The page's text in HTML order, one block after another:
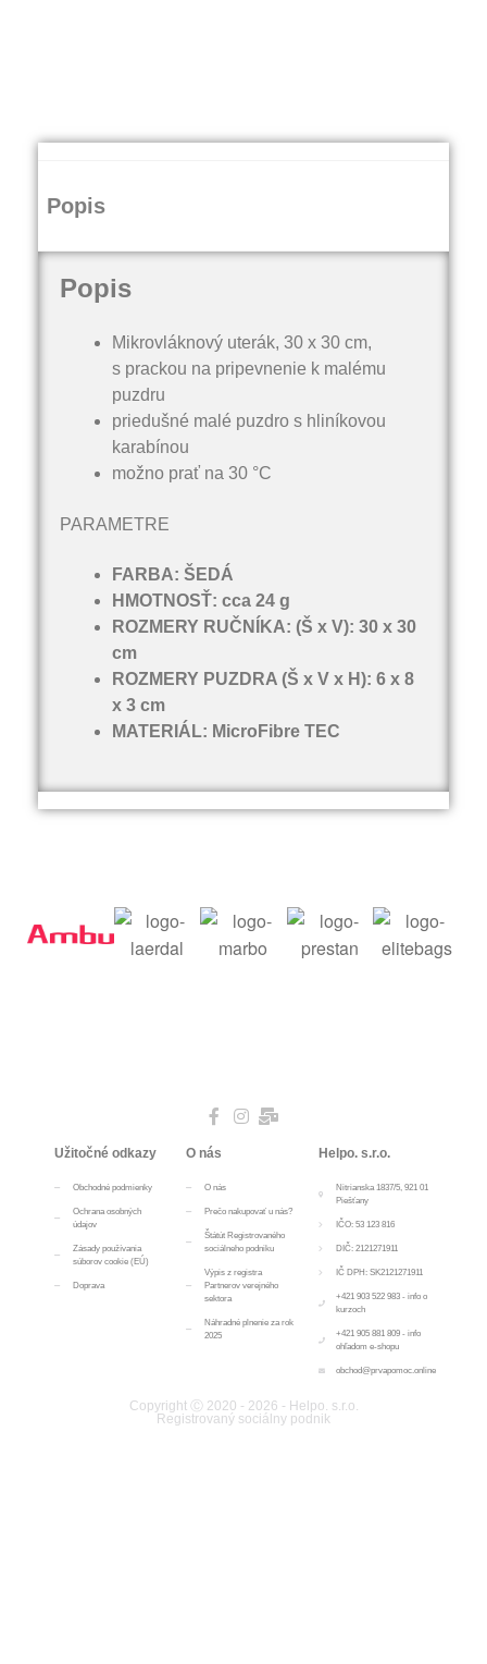
Popis
Popis
Mikrovláknový uterák, 30 x 30 cm,
s prackou na pripevnenie k malému
puzdru
priedušné malé puzdro s hliníkovou
karabínou
možno prať na 30 °C
PARAMETRE
FARBA: ŠEDÁ
HMOTNOSŤ: cca 24 g
ROZMERY RUČNÍKA: (Š x V): 30 x 30
cm
ROZMERY PUZDRA (Š x V x H): 6 x 8
x 3 cm
MATERIÁL: MicroFibre TEC
Užitočné odkazy
Obchodné podmienky
Ochrana osobných
údajov
Zásady používania
súborov cookie (EÚ)
Doprava
O nás
O nás
Prečo nakupovať u nás?
Štátút Registrovaného
sociálneho podniku
Výpis z registra
Partnerov verejného
sektora
Náhradné plnenie za rok
2025
Helpo. s.r.o.
Nitrianska 1837/5, 921 01
Piešťany
IČO: 53 123 816
DIČ: 2121271911
IČ DPH: SK2121271911
+421 903 522 983 - info o
kurzoch
+421 905 881 809 - info
ohľadom e-shopu
obchod@prvapomoc.online
Copyright Ⓒ 2020 - 2026 - Helpo. s.r.o.
Registrovaný sociálny podnik